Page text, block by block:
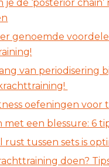
je de ‘posterior chain’
genoemde
van periodisering
oefeningen voor
met een blessure: 6
rust tussen sets is
doen?